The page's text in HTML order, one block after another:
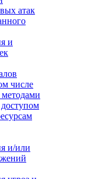
атак
и
числе
и/или